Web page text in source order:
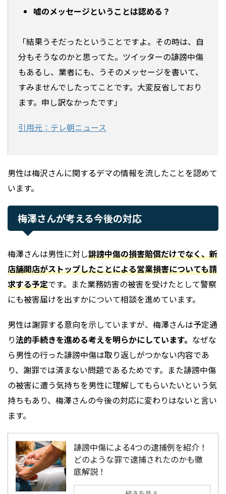
嘘のメッセージということは認める？
「結果うそだったということですよ。その時は、自
分もそうなのかと思ってた。ツイッターの誹謗中傷
もあるし、業者にも、うそのメッセージを書いて、
すみませんでしたってことです。大変反省しており
ます。申し訳なかったです」
引用元：テレ朝ニュース
男性は梅沢さんに関するデマの情報を流したことを認めて
います。
梅澤さんが考える今後の対応
梅澤さんは男性に対し誹謗中傷の損害賠償だけでなく、新
店舗開店がストップしたことによる営業損害についても請
求する予定です。また業務妨害の被害を受けたとして警察
にも被害届けを出すかについて相談を進めています。
男性は謝罪する意向を示していますが、梅澤さんは予定通
り法的手続きを進める考えを明らかにしています。 なぜな
ら男性の行った誹謗中傷は取り返しがつかない内容であ
り、謝罪では済まない問題であるためです。また誹謗中傷
の被害に遭う気持ちを男性に理解してもらいたいという気
持ちもあり、梅澤さんの今後の対応に変わりはないと言い
ます。
誹謗中傷による4つの逮捕例を紹介！
どのような罪で逮捕されたのかも徹
底解説！